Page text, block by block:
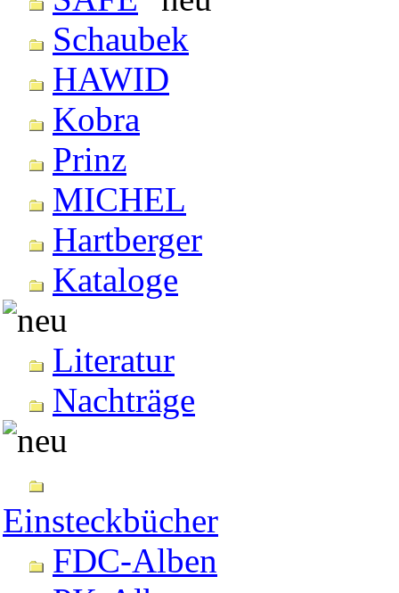
Schaubek
HAWID
Kobra
Prinz
MICHEL
Hartberger
Kataloge
Literatur
Nachträge
Einsteckbücher
FDC-Alben